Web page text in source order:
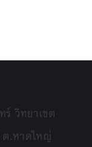
วิทยาเขต
.หาดใหญ่